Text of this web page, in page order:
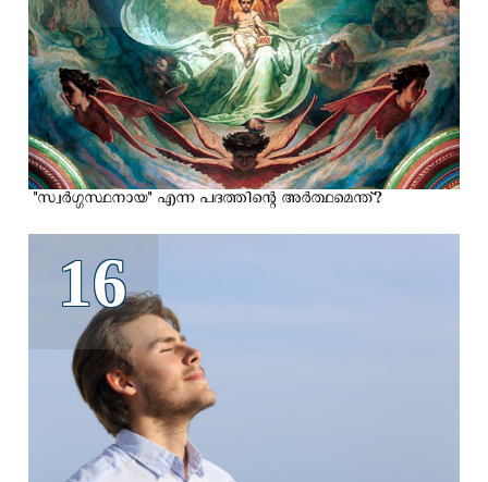
"സ്വര്‍ഗ്ഗസ്ഥനായ" എന്ന പദത്തിന്റെ അർത്ഥമെന്ത്?
16